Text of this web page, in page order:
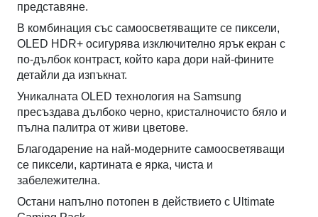
представяне.
В комбинация със самoосветяващите се пиксели,
OLED HDR+ осигурява изключително ярък екран с
по-дълбок контраст, който кара дори най-фините
детайли да изпъкнат.
Уникалната OLED технология на Samsung
пресъздава дълбоко черно, кристалночисто бяло и
пълна палитра от живи цветове.
Благодарение на най-модерните самoосветяващи
се пиксели, картината е ярка, чиста и
забележителна.
Остани напълно потопен в действието с Ultimate